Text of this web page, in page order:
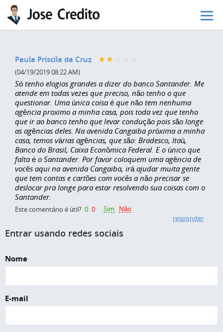
Pular para o conteúdo principal
Paula Priscila da Cruz
(04/19/2019 08:22 AM)
Só tenho elogios grandes a dizer do banco Santander. Me
atende em todas vezes que preciso, não tenho o que
questionar. Uma única coisa é que não tem nenhuma
agência proximo a minha casa, pois toda vez que tenho
que ir ao banco tenho que levar condução pois são longe
as agências deles. Na avenida Cangaiba próxima a minha
casa, temos várias agências, que são: Bradesco, Itaú,
Banco do Brasil, Caixa Econômica Federal. E o único que
falta é o Santander. Por favor coloquem uma agência de
vocês aqui na avenida Cangaiba, irá ajudar muita gente
que tem contas e cartões com vocês a não precisar se
deslocar pra longe para estar resolvendo sua coisas com o
Santander.
Este comentário é útil? 0 0 Sim
Não
responder
Entrar usando redes sociais
Nome
E-mail